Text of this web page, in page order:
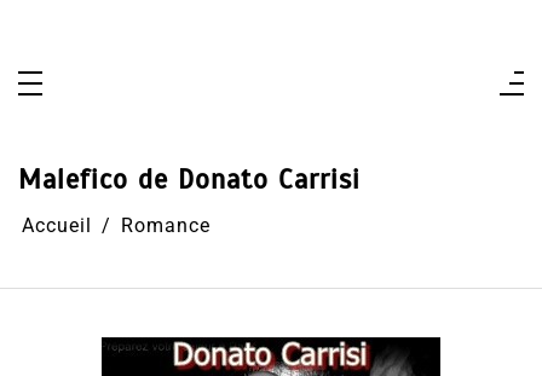
Malefico de Donato Carrisi
Accueil Romance